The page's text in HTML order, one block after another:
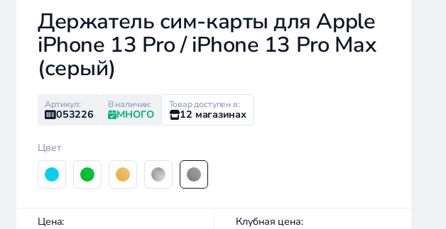
Держатель сим-карты для Apple
iPhone 13 Pro / iPhone 13 Pro Max
(серый)
Артикул:
053226
В наличии:
МНОГО
Товар доступен в:
12 магазинах
Цвет
Цена: Клубная цена: